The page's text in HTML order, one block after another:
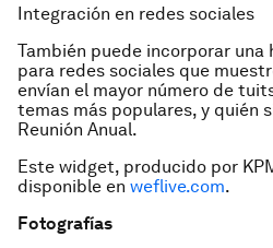
Integración en redes sociales
También puede incorporar
para redes sociales que
envían el mayor número de
temas más populares, y quién
Reunión Anual.
Este widget, producido por
disponible en weflive.com.
Fotografías